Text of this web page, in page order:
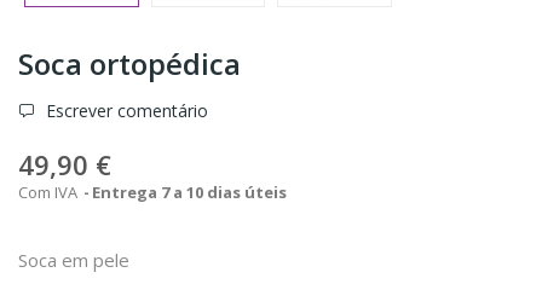
Soca ortopédica
Escrever comentário
49,90 €
Com IVA Entrega 7 a 10 dias úteis
Soca em pele